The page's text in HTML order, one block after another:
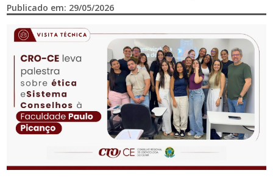
Publicado em: 29/05/2026